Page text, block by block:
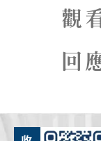
觀
回